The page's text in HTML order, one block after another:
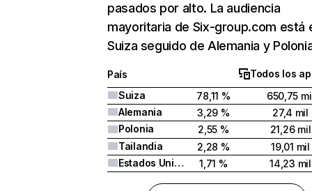
pasados por alto. La audiencia
mayoritaria de Six-group.com está
Suiza seguido de Alemania y
País
Todos los
Suiza
78,11 %
650,75
Alemania
3,29 %
27,4 mil
Polonia
2,55 %
21,26 mil
Tailandia
2,28 %
19,01 mil
Estados Unidos
1,71 % 14,23 mil